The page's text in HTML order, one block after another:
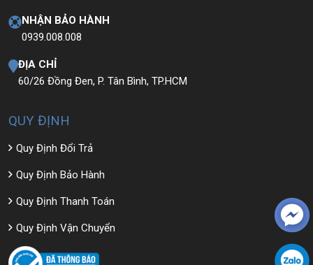
NHẬN BẢO HÀNH
0939.008.008
ĐỊA CHỈ
60/26 Đồng Đen, P. Tân Bình, TP.HCM
QUY ĐỊNH
Quy Định Đổi Trả
Quy Định Bảo Hành
Quy Định Thanh Toán
Quy Định Vận Chuyển